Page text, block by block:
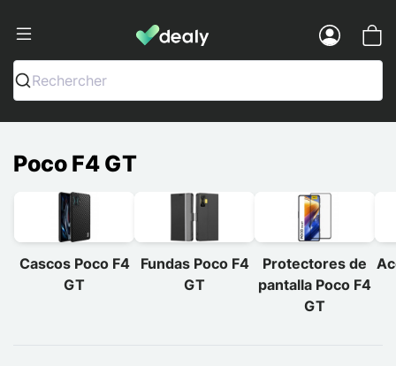
Dealy - Fundas y accesorios para
Rechercher
Poco F4 GT
Cascos Poco F4
GT
Fundas Poco F4
GT
Protectores de
pantalla Poco F4
GT